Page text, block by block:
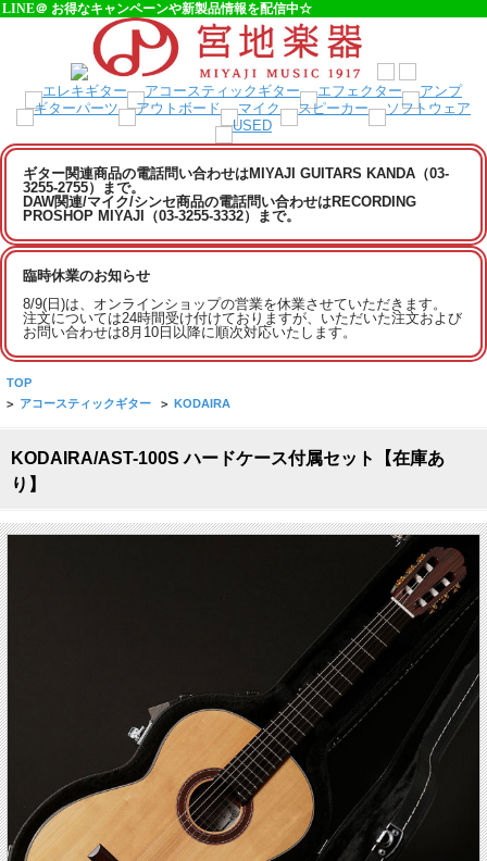
LINE＠ お得なキャンペーンや新製品情報を配信中☆
ギター関連商品の電話問い合わせはMIYAJI GUITARS KANDA（03-
3255-2755）まで。
DAW関連/マイク/シンセ商品の電話問い合わせはRECORDING
PROSHOP MIYAJI（03-3255-3332）まで。
臨時休業のお知らせ
8/9(日)は、オンラインショップの営業を休業させていただきます。
注文については24時間受け付けておりますが、いただいた注文および
お問い合わせは8月10日以降に順次対応いたします。
TOP
> アコースティックギター > KODAIRA
KODAIRA/AST-100S ハードケース付属セット【在庫あ
り】